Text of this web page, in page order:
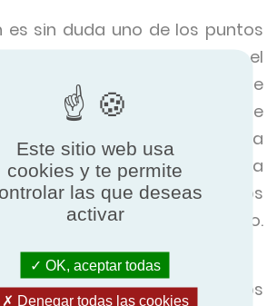
es sin duda uno de los puntos
por no evitar ni ignorar el
No se trata de
el libro de normas, sino de
el principio del proceso, para
el proyecto entre en la
y se asegure de que los
se evalúan de inmediato.
este caso, mejor".
subrayar que los
Este sitio web usa
cookies y te permite
las que deseas
activar
OK, aceptar todas
Denegar todas las cookies